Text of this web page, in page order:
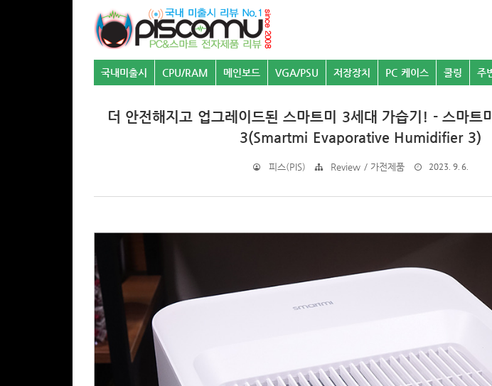
국내미출시 CPU/RAM 메인보드 VGA/PSU 저장장치 PC 케이스 쿨링 주
더 안전해지고 업그레이드된 스마트미 3세대 가습기! - 스마트
3(Smartmi Evaporative Humidifier 3)
피스(PIS) Review / 가전제품 2023. 9. 6.